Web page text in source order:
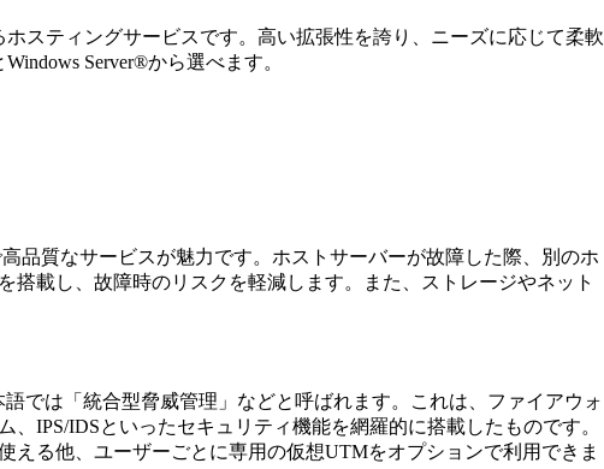
スティングサービスです。高い拡張性を誇り、ニーズに応じて柔軟
Server®から選べます。
品質なサービスが魅力です。ホストサーバーが故障した際、別のホ
搭載し、故障時のリスクを軽減します。また、ストレージやネット
語では「統合型脅威管理」などと呼ばれます。これは、ファイアウォ
IPS/IDSといったセキュリティ機能を網羅的に搭載したものです。
える他、ユーザーごとに専用の仮想UTMをオプションで利用できま